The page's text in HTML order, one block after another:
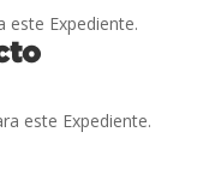
este Expediente.
este Expediente.